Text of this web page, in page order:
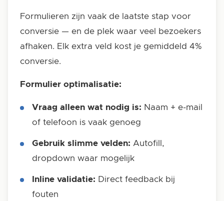
Formulieren zijn vaak de laatste stap voor
conversie — en de plek waar veel bezoekers
afhaken. Elk extra veld kost je gemiddeld 4%
conversie.
Formulier optimalisatie:
Vraag alleen wat nodig is: Naam + e-mail
of telefoon is vaak genoeg
Gebruik slimme velden: Autofill,
dropdown waar mogelijk
Inline validatie: Direct feedback bij
fouten